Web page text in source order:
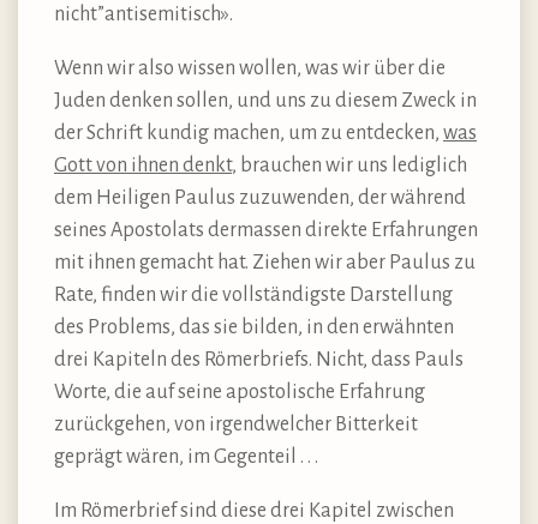
nicht”antisemitisch».
Wenn wir also wissen wollen, was wir über die
Juden denken sollen, und uns zu diesem Zweck in
der Schrift kundig machen, um zu entdecken, was
Gott von ihnen denkt, brauchen wir uns lediglich
dem Heiligen Paulus zuzuwenden, der während
seines Apostolats dermassen direkte Erfahrungen
mit ihnen gemacht hat. Ziehen wir aber Paulus zu
Rate, finden wir die vollständigste Darstellung
des Problems, das sie bilden, in den erwähnten
drei Kapiteln des Römerbriefs. Nicht, dass Pauls
Worte, die auf seine apostolische Erfahrung
zurückgehen, von irgendwelcher Bitterkeit
geprägt wären, im Gegenteil . . .
Im Römerbrief sind diese drei Kapitel zwischen